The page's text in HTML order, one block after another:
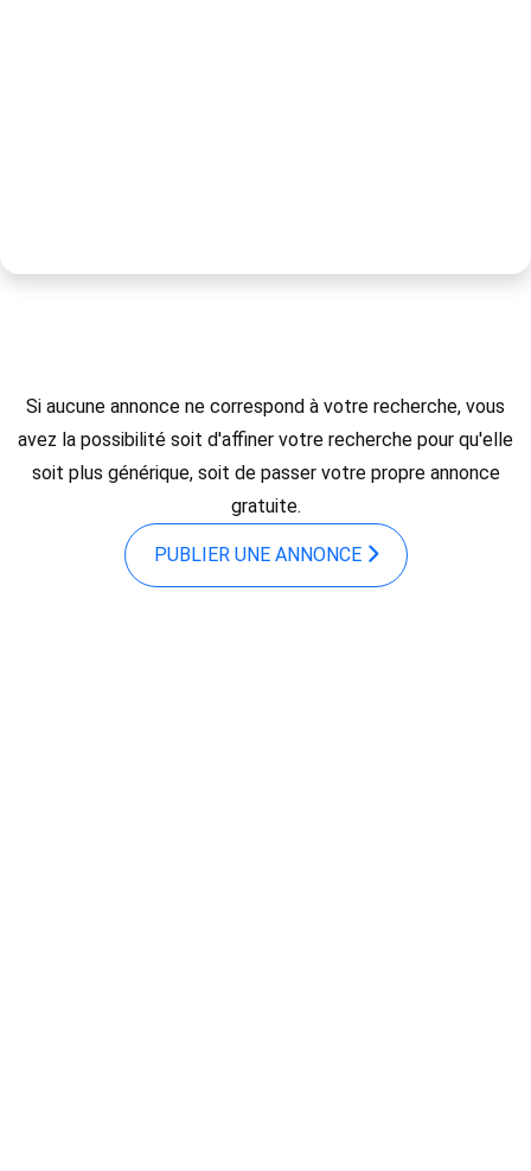
Si aucune annonce ne correspond à votre recherche, vous
avez la possibilité soit d'affiner votre recherche pour qu'elle
soit plus générique, soit de passer votre propre annonce
gratuite.
PUBLIER UNE ANNONCE